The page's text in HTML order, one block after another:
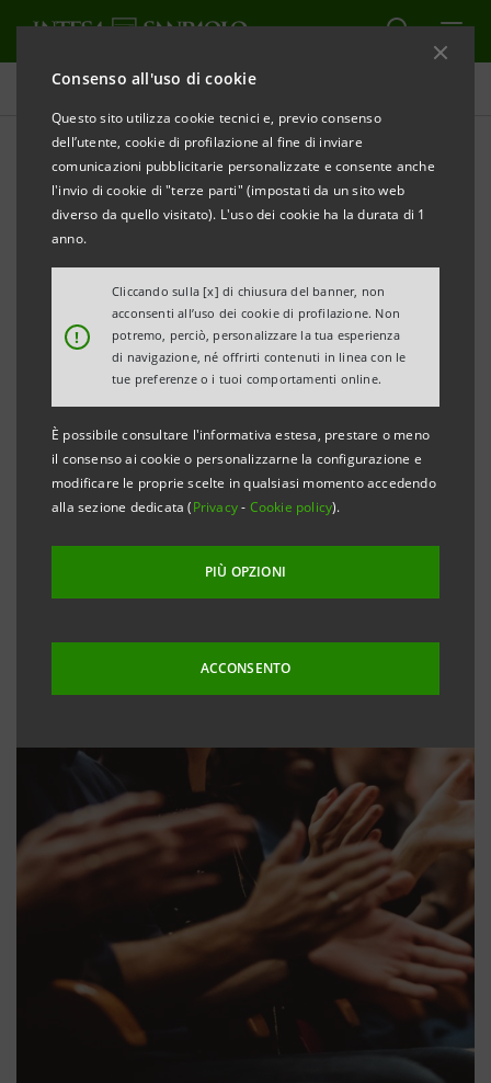
Consenso all'uso di cookie
Questo sito utilizza cookie tecnici e, previo consenso
dell’utente, cookie di profilazione al fine di inviare
comunicazioni pubblicitarie personalizzate e consente anche
l'invio di cookie di "terze parti" (impostati da un sito web
diverso da quello visitato). L'uso dei cookie ha la durata di 1
anno.
!
Cliccando sulla [x] di chiusura del banner, non
acconsenti all’uso dei cookie di profilazione. Non
potremo, perciò, personalizzare la tua esperienza
di navigazione, né offrirti contenuti in linea con le
tue preferenze o i tuoi comportamenti online.
È possibile consultare l'informativa estesa, prestare o meno
il consenso ai cookie o personalizzarne la configurazione e
modificare le proprie scelte in qualsiasi momento accedendo
alla sezione dedicata (Privacy- Cookie policy).
PIÙ OPZIONI
ACCONSENTO
Contenuti
STORIE POSSIBILI
Sara Roversi - Innovazione
per il cibo e per il futuro